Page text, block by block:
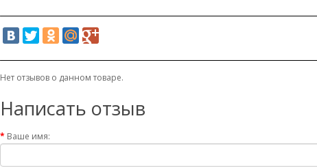
Нет отзывов о данном товаре.
Написать отзыв
Ваше имя: